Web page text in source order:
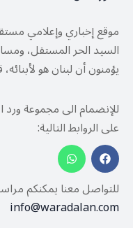
موقع إخباري وإعلامي
السيد الحر المستقل،
يؤمنون أن لبنان هو
للإنضمام الى مجموعة
على الروابط التالية:
للتواصل معنا يمكنكم
info@waradalan.com